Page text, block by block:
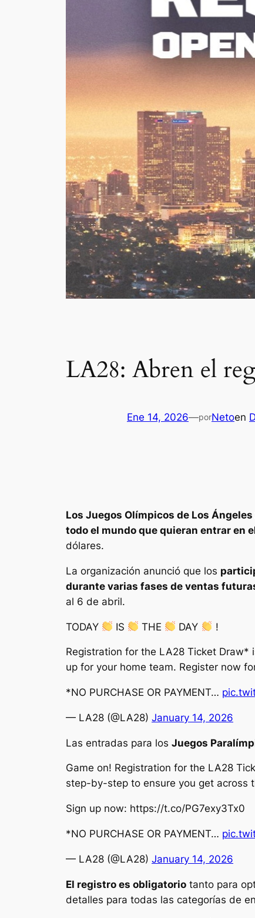
LA28: Abren el
Ene 14, 2026—porNetoen
Los Juegos Olímpicos de Los
todo el mundo que quieran entrar en
dólares.
La organización anunció que los
durante varias fases de ventas
al 6 de abril.
TODAY IS THE DAY !
Registration for the LA28 Ticket Draw*
up for your home team. Register now
*NO PURCHASE OR PAYMENT…
— LA28 (@LA28) January 14, 2026
Las entradas para los Juegos
Game on! Registration for the LA28
step-by-step to ensure you get across
Sign up now: https://t.co/PG7exy3Tx0
*NO PURCHASE OR PAYMENT…
— LA28 (@LA28) January 14, 2026
El registro es obligatorio tanto para
detalles para todas las categorías de